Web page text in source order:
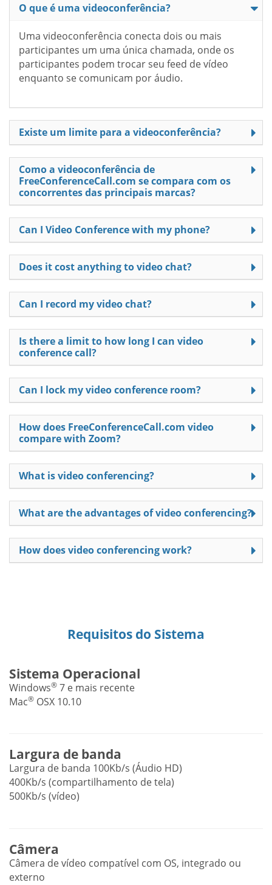
O que é uma videoconferência?
Uma videoconferência conecta dois ou mais
participantes um uma única chamada, onde os
participantes podem trocar seu feed de vídeo
enquanto se comunicam por áudio.
Existe um limite para a videoconferência?
Como a videoconferência de
FreeConferenceCall.com se compara com os
concorrentes das principais marcas?
Can I Video Conference with my phone?
Does it cost anything to video chat?
Can I record my video chat?
Is there a limit to how long I can video
conference call?
Can I lock my video conference room?
How does FreeConferenceCall.com video
compare with Zoom?
What is video conferencing?
What are the advantages of video conferencing?
How does video conferencing work?
Requisitos do Sistema
Sistema Operacional
Windows® 7 e mais recente
Mac® OSX 10.10
Largura de banda
Largura de banda 100Kb/s (Áudio HD)
400Kb/s (compartilhamento de tela)
500Kb/s (vídeo)
Câmera
Câmera de vídeo compatível com OS, integrado ou
externo